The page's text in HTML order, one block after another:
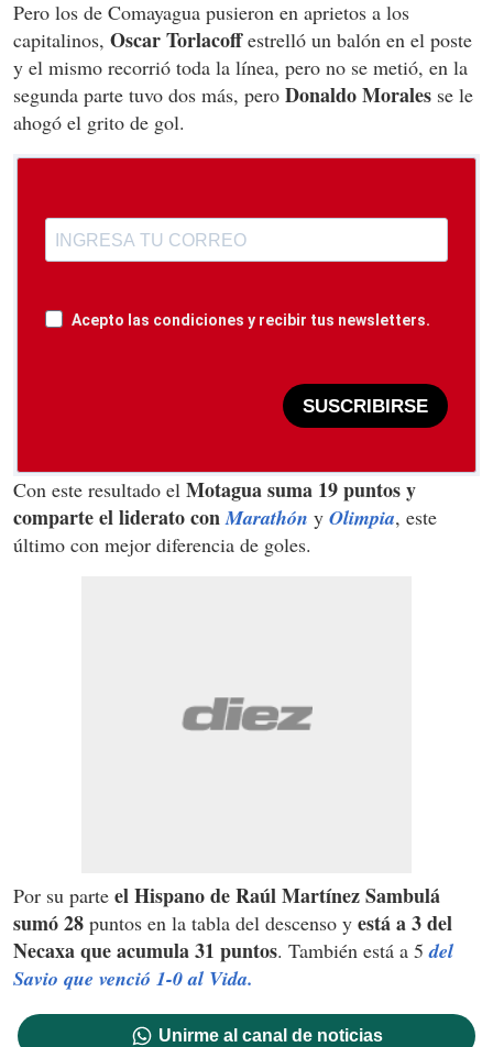
Pero los de Comayagua pusieron en aprietos a los
capitalinos, Oscar Torlacoffestrelló un balón en el poste
y el mismo recorrió toda la línea, pero no se metió, en la
segunda parte tuvo dos más, pero Donaldo Morales se le
ahogó el grito de gol.
Acepto las condiciones y recibir tus newsletters.
SUSCRIBIRSE
Con este resultado el Motagua suma 19 puntos y
comparte el liderato con Marathón y Olimpia, este
último con mejor diferencia de goles.
Por su parte el Hispano de Raúl Martínez Sambulá
sumó 28 puntos en la tabla del descenso y está a 3 del
Necaxa que acumula 31 puntos. También está a 5del
Savio que venció 1-0 al Vida.
Unirme al canal de noticias